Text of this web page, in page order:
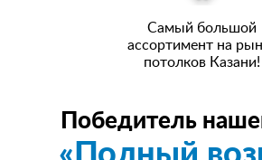
Самый большой
ассортимент на
потолков Казани!
Победитель